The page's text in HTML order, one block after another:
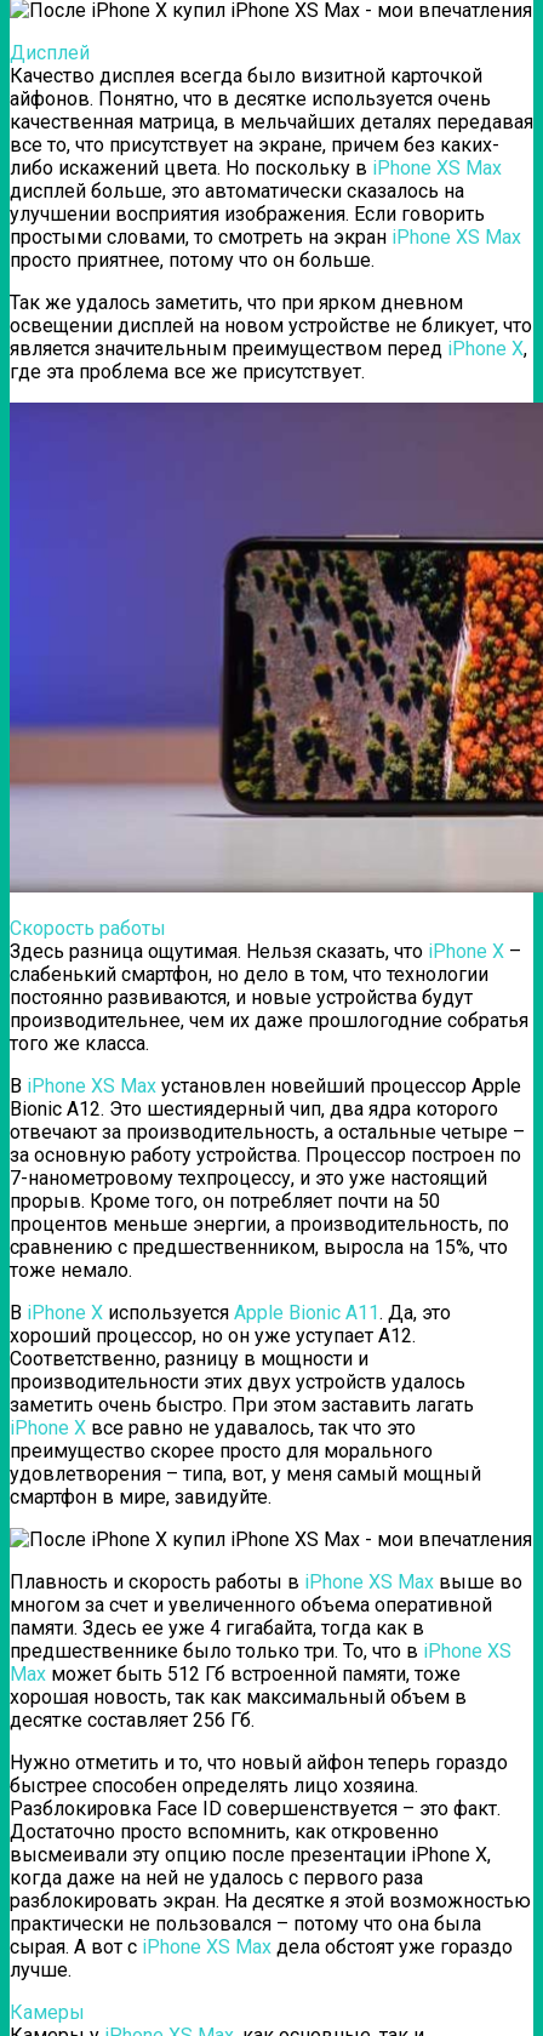
Дисплей
Качество дисплея всегда было визитной карточкой
айфонов. Понятно, что в десятке используется очень
качественная матрица, в мельчайших деталях передавая
все то, что присутствует на экране, причем без каких-
либо искажений цвета. Но поскольку в iPhone XS Max
дисплей больше, это автоматически сказалось на
улучшении восприятия изображения. Если говорить
простыми словами, то смотреть на экран iPhone XS Max
просто приятнее, потому что он больше.
Так же удалось заметить, что при ярком дневном
освещении дисплей на новом устройстве не бликует, что
является значительным преимуществом перед iPhone X,
где эта проблема все же присутствует.
Скорость работы
Здесь разница ощутимая. Нельзя сказать, что iPhone X –
слабенький смартфон, но дело в том, что технологии
постоянно развиваются, и новые устройства будут
производительнее, чем их даже прошлогодние собратья
того же класса.
В iPhone XS Max установлен новейший процессор Apple
Bionic A12. Это шестиядерный чип, два ядра которого
отвечают за производительность, а остальные четыре –
за основную работу устройства. Процессор построен по
7-нанометровому техпроцессу, и это уже настоящий
прорыв. Кроме того, он потребляет почти на 50
процентов меньше энергии, а производительность, по
сравнению с предшественником, выросла на 15%, что
тоже немало.
В iPhone X используется Apple Bionic A11. Да, это
хороший процессор, но он уже уступает А12.
Соответственно, разницу в мощности и
производительности этих двух устройств удалось
заметить очень быстро. При этом заставить лагать
iPhone X все равно не удавалось, так что это
преимущество скорее просто для морального
удовлетворения – типа, вот, у меня самый мощный
смартфон в мире, завидуйте.
Плавность и скорость работы в iPhone XS Max выше во
многом за счет и увеличенного объема оперативной
памяти. Здесь ее уже 4 гигабайта, тогда как в
предшественнике было только три. То, что в iPhone XS
Max может быть 512 Гб встроенной памяти, тоже
хорошая новость, так как максимальный объем в
десятке составляет 256 Гб.
Нужно отметить и то, что новый айфон теперь гораздо
быстрее способен определять лицо хозяина.
Разблокировка Face ID совершенствуется – это факт.
Достаточно просто вспомнить, как откровенно
высмеивали эту опцию после презентации iPhone X,
когда даже на ней не удалось с первого раза
разблокировать экран. На десятке я этой возможностью
практически не пользовался – потому что она была
сырая. А вот с iPhone XS Max дела обстоят уже гораздо
лучше.
Камеры